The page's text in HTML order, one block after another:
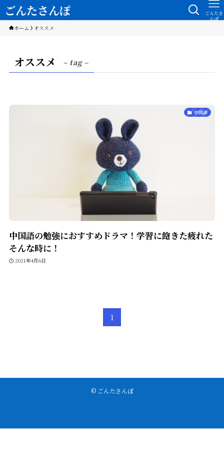
ごんたさんぽ ごんたさ
んぽ
ホーム オススメ
オススメ – tag –
中国語
中国語の勉強におすすめドラマ！学習に飽きた疲れた
そんな時に！
2021年4月6日
1
©ごんたさんぽ